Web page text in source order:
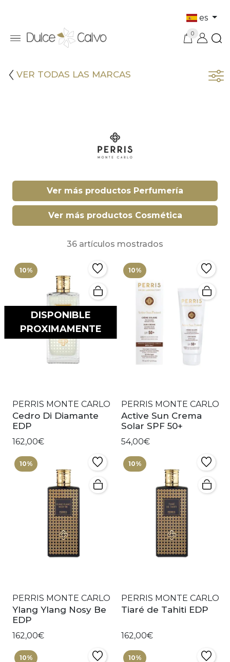
es
0
VER TODAS LAS MARCAS
Ver más productos Perfumería
Ver más productos Cosmética
36 artículos mostrados
10%
DISPONIBLE
PROXIMAMENTE
PERRIS MONTE CARLO
Cedro Di Diamante
EDP
162,00€
10%
PERRIS MONTE CARLO
Active Sun Crema
Solar SPF 50+
54,00€
10%
PERRIS MONTE CARLO
Ylang Ylang Nosy Be
EDP
162,00€
10%
PERRIS MONTE CARLO
Tiaré de Tahiti EDP
162,00€
10% 10%